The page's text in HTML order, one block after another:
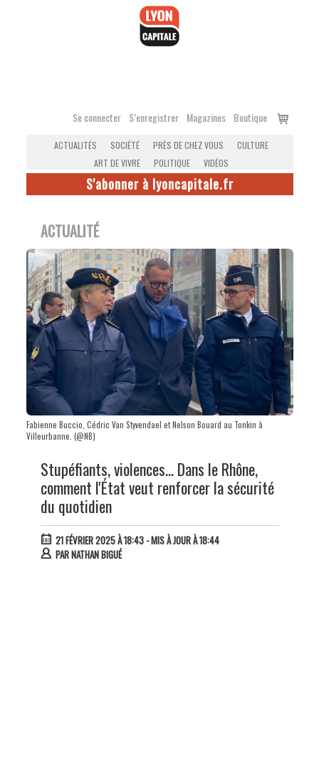
Se connecter S’enregistrer Magazines Boutique
Voir
ACTUALITÉS SOCIÉTÉ PRÈS DE CHEZ VOUS
CULTURE
ART DE VIVRE
POLITIQUE VIDÉOS
S'abonner à lyoncapitale.fr
ACTUALITÉ
Fabienne Buccio, Cédric Van Styvendael et Nelson Bouard au Tonkin à
Villeurbanne. (@NB)
Stupéfiants, violences... Dans le Rhône,
comment l'État veut renforcer la sécurité
du quotidien
21 FÉVRIER 2025 À 18:43- MIS À JOUR À 18:44
PARNATHAN BIGUÉ